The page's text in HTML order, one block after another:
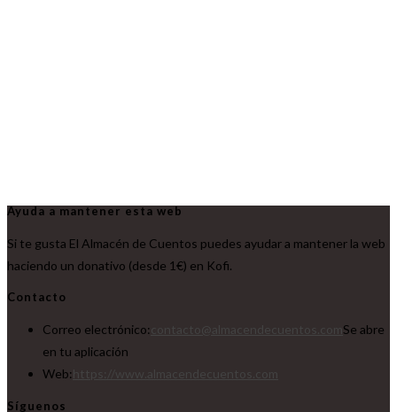
Ayuda a mantener esta web
Si te gusta El Almacén de Cuentos puedes ayudar a mantener la web
haciendo un donativo (desde 1€) en Kofi.
Contacto
Correo electrónico:
Se abre
en tu aplicación
Web:
Síguenos